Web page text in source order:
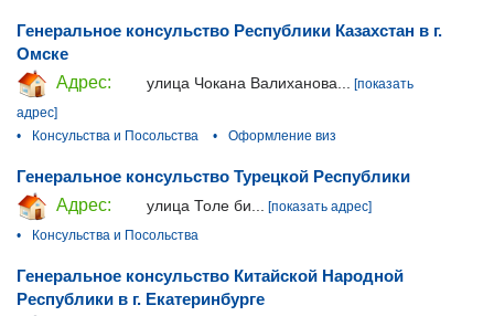
Генеральное консульство Республики Казахстан в г.
Омске
Адрес:
улица Чокана Валиханова... [показать
адрес]
•
Консульства и Посольства • Оформление виз
Генеральное консульство Турецкой Республики
Адрес:
улица Толе би...
[показать адрес]
•
Консульства и Посольства
Генеральное консульство Китайской Народной
Республики в г. Екатеринбурге